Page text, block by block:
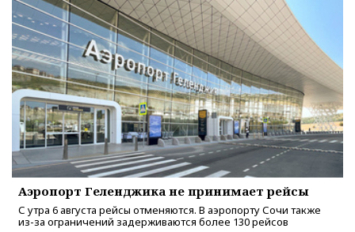
Аэропорт Геленджика не принимает рейсы
С утра 6 августа рейсы отменяются. В аэропорту Сочи также
из-за ограничений задерживаются более 130 рейсов